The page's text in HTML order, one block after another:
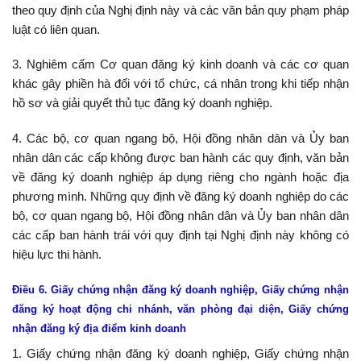
theo quy định của Nghị định này và các văn bản quy phạm pháp
luật có liên quan.
3. Nghiêm cấm Cơ quan đăng ký kinh doanh và các cơ quan
khác gây phiền hà đối với tổ chức, cá nhân trong khi tiếp nhận
hồ sơ và giải quyết thủ tục đăng ký doanh nghiệp.
4. Các bộ, cơ quan ngang bộ, Hội đồng nhân dân và Ủy ban
nhân dân các cấp không được ban hành các quy định, văn bản
về đăng ký doanh nghiệp áp dụng riêng cho ngành hoặc địa
phương mình. Những quy định về đăng ký doanh nghiệp do các
bộ, cơ quan ngang bộ, Hội đồng nhân dân và Ủy ban nhân dân
các cấp ban hành trái với quy định tại Nghị định này không có
hiệu lực thi hành.
Điều 6. Giấy chứng nhận đăng ký doanh nghiệp, Giấy chứng nhận
đăng ký hoạt động chi nhánh, văn phòng đại diện, Giấy chứng
nhận đăng ký địa điểm kinh doanh
1. Giấy chứng nhận đăng ký doanh nghiệp, Giấy chứng nhận